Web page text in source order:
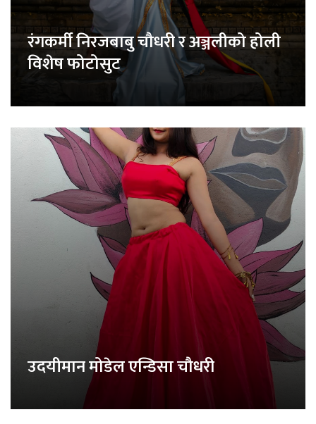
रंगकर्मी निरजबाबु चौधरी र अञ्जलीको होली
विशेष फोटोसुट
उदयीमान मोडेल एन्डिसा चौधरी